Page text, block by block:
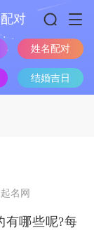
配对
姓名配对
结婚吉日
名网
有哪些呢?每